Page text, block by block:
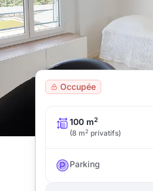
Occupée
100 m2
(8 m2 privatifs)
Parking